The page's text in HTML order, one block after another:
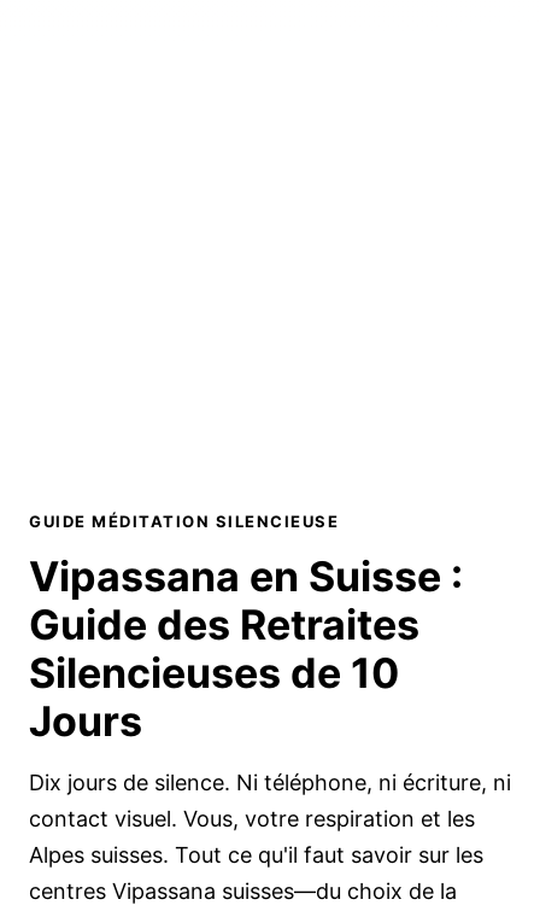
GUIDE MÉDITATION SILENCIEUSE
Vipassana en Suisse :
Guide des Retraites
Silencieuses de 10
Jours
Dix jours de silence. Ni téléphone, ni écriture, ni
contact visuel. Vous, votre respiration et les
Alpes suisses. Tout ce qu'il faut savoir sur les
centres Vipassana suisses—du choix de la